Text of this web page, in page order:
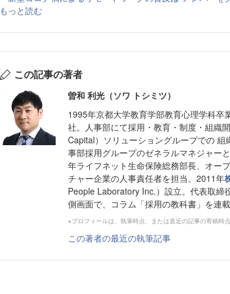
もっと読む
この記事の著者
曽和 利光（ソワ トシミツ）
1995年京都大学教育学部教育心理学科卒
社。人事部にて採用・教育・制度・組織
Capital）ソリューショングループでの 組
事部採用グループのゼネラルマネジャー
年ライフネット生命保険総務部長、オー
チャー企業の人事責任者を担当。2011年
People Laboratory Inc.）設立。代表取締
側画面で、コラム「採用の教科書」を連載
※プロフィールは、執筆時点、または直近の記事の寄稿時
この著者の最近の執筆記事